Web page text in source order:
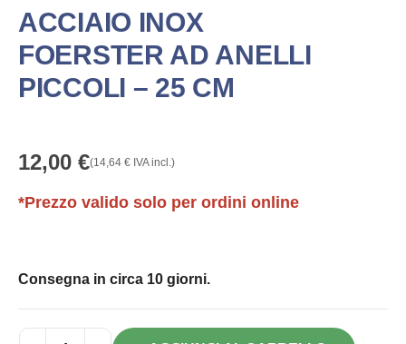
ACCIAIO INOX
FOERSTER AD ANELLI
PICCOLI – 25 CM
12,00 €(14,64 € IVA incl.)
*Prezzo valido solo per ordini online
Consegna in circa 10 giorni.